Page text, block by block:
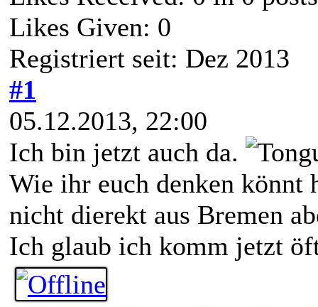
Likes Given: 0
Registriert seit: Dez 2013
#1
05.12.2013, 22:00
Ich bin jetzt auch da.
Wie ihr euch denken könnt
nicht dierekt aus Bremen
Ich glaub ich komm jetzt